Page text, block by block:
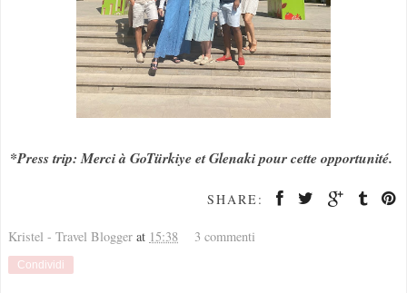
*Press trip: Merci à GoTürkiye et Glenaki pour cette opportunité.
SHARE:
Kristel - Travel Blogger at 15:38 3 commenti
Condividi